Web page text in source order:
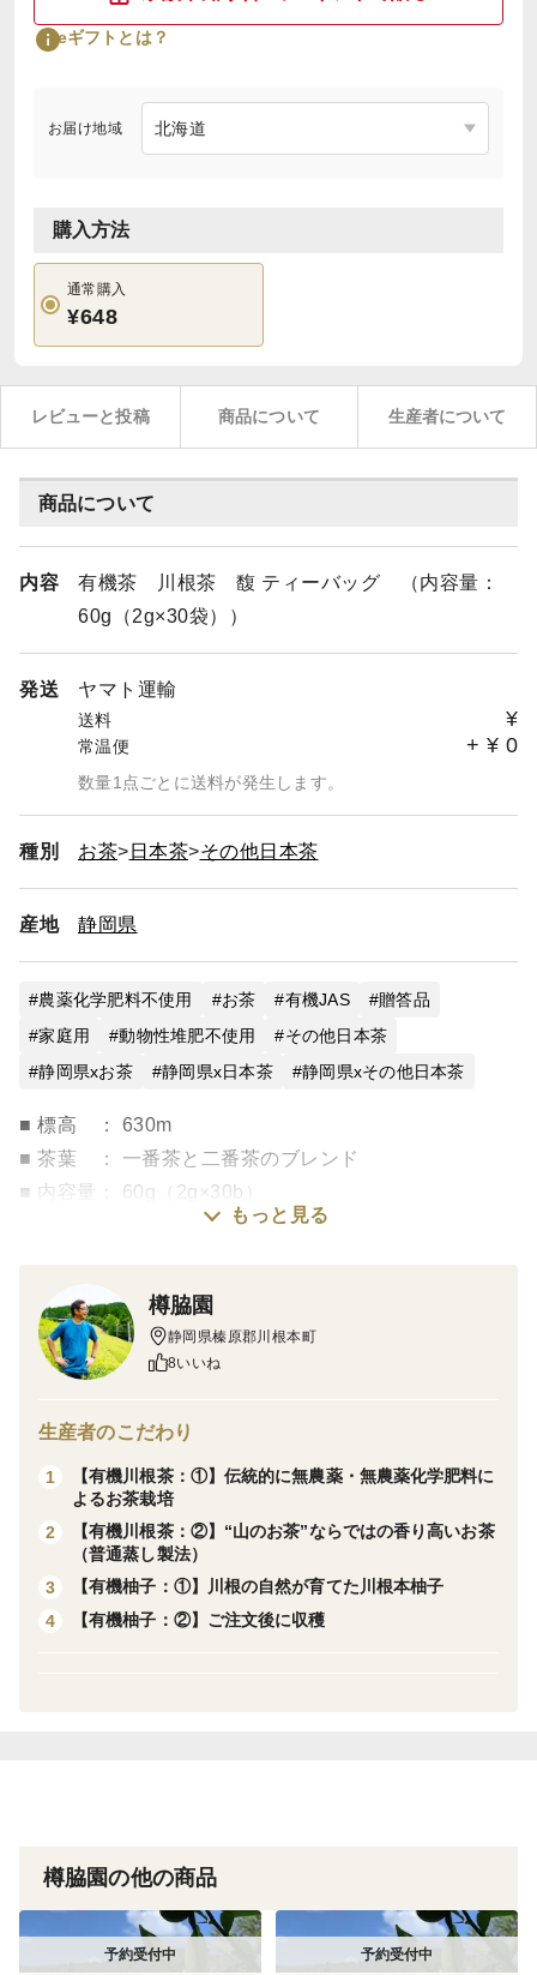
eギフトとは？
お届け地域
購入方法
通常購入
¥648
レビューと投稿 商品について 生産者について
商品について
内容
有機茶 川根茶 馥 ティーバッグ （内容量：
60g（2g×30袋））
発送 ヤマト運輸
送料 ¥
常温便 + ¥ 0
数量1点ごとに送料が発生します。
種別 お茶 日本茶 その他日本茶
産地 静岡県
農薬化学肥料不使用 お茶 有機JAS
贈答品
家庭用
動物性堆肥不使用
その他日本茶
静岡県xお茶
静岡県x日本茶 静岡県xその他日本茶
■ 標高 ： 630m
■ 茶葉 ： 一番茶と二番茶のブレンド
■ 内容量： 60g（2g×30b）
【香り】 ★☆☆☆☆
【うまみ】★☆☆☆☆
【渋み】 ★★★☆☆
【蒸らし時間】 30秒
※これらはあくまでも目安ですので、お好みのお茶・
淹れ方をお楽しみいただければ幸いです。
みたい方におすすめです。ホットミルクに入れて抹茶ラ
す。
もっと見る
樽脇園
静岡県榛原郡川根本町
8いいね
生産者のこだわり
1
【有機川根茶：①】伝統的に無農薬・無農薬化学肥料に
よるお茶栽培
2
【有機川根茶：②】“山のお茶”ならではの香り高いお茶
（普通蒸し製法）
3
【有機柚子：①】川根の自然が育てた川根本柚子
4
【有機柚子：②】ご注文後に収穫
樽脇園の他の商品